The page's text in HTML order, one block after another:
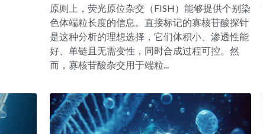
原则上，荧光原位杂交（FISH）能够提供个别染
色体端粒长度的信息。直接标记的寡核苷酸探针
是这种分析的理想选择，它们体积小、渗透性能
好、单链且无需变性，同时合成过程可控。然
而，寡核苷酸杂交用于端粒...